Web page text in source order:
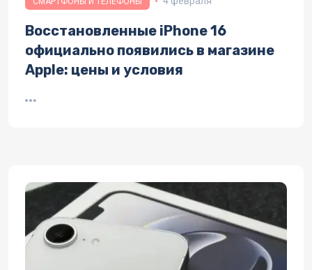
Восстановленные iPhone 16
официально появились в магазине
Apple: цены и условия